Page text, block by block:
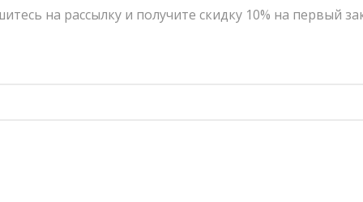
на рассылку и получите скидку 10% на первый